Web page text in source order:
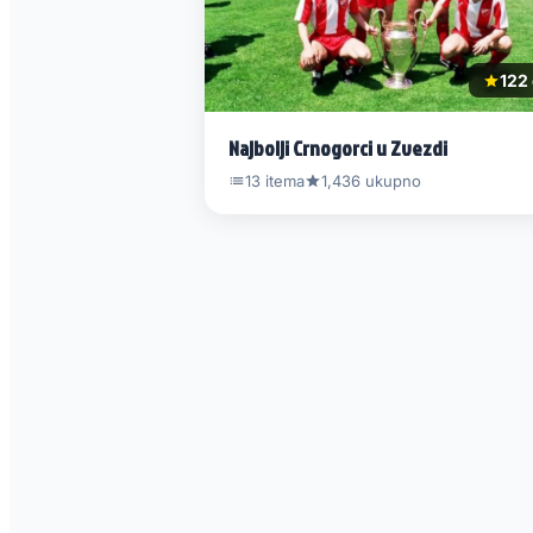
Najbolji Crnogorci u Zvezdi
13 itema 1,436 ukupno